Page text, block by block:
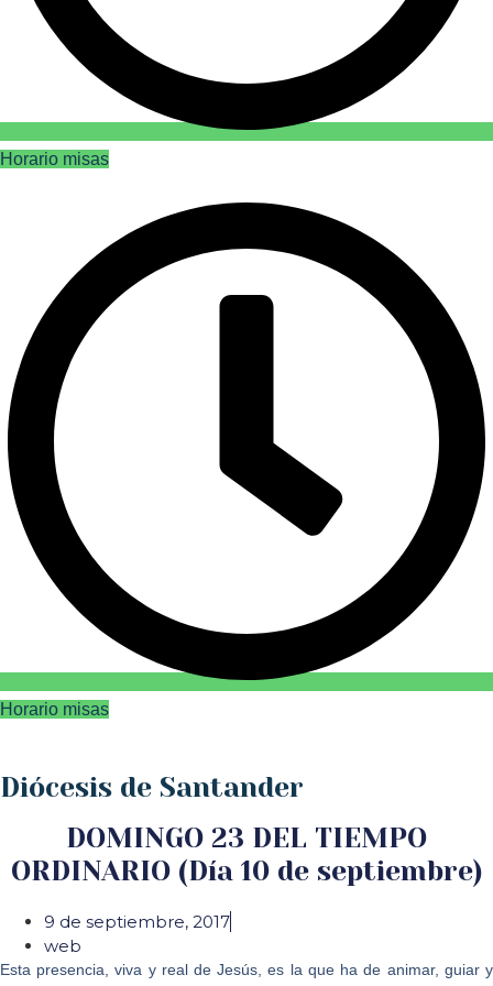
Horario misas
Horario misas
Diócesis de Santander
DOMINGO 23 DEL TIEMPO
ORDINARIO (Día 10 de septiembre)
9 de septiembre, 2017
web
Esta presencia, viva y real de Jesús, es la que ha de animar, guiar y